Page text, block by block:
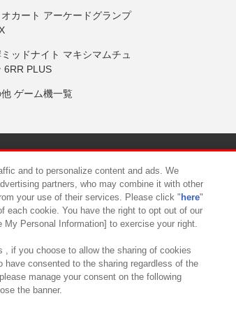
カート アーケードグランプ
ッドナイト マキシマムチュ
6RR PLUS
ゲーム機一覧
について カスタマーハラスメント対応方針
and to personalize content and ads. We
partners, who may combine it with other
your use of their services. Please click " here"
each cookie. You have the right to opt out of our
Personal Information] to exercise your right.
, if you choose to allow the sharing of cookies
have consented to the sharing regardless of the
manage your consent on the following
the banner.